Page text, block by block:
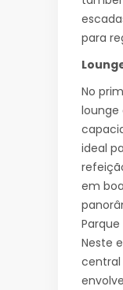
para
No
ideal
em
Parque
Neste
central